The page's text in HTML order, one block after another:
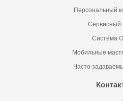
Персональный
Сервисный
Система
Мобильные
Часто